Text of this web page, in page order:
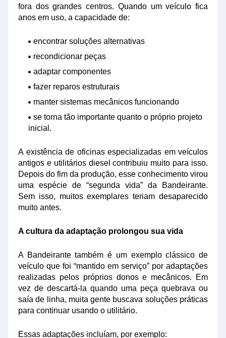
fora dos grandes centros. Quando um veículo fica
anos em uso, a capacidade de:
encontrar soluções alternativas
recondicionar peças
adaptar componentes
fazer reparos estruturais
manter sistemas mecânicos funcionando
se torna tão importante quanto o próprio projeto
inicial.
A existência de oficinas especializadas em veículos
antigos e utilitários diesel contribuiu muito para isso.
Depois do fim da produção, esse conhecimento virou
uma espécie de “segunda vida” da Bandeirante.
Sem isso, muitos exemplares teriam desaparecido
muito antes.
A cultura da adaptação prolongou sua vida
A Bandeirante também é um exemplo clássico de
veículo que foi “mantido em serviço” por adaptações
realizadas pelos próprios donos e mecânicos. Em
vez de descartá-la quando uma peça quebrava ou
saía de linha, muita gente buscava soluções práticas
para continuar usando o utilitário.
Essas adaptações incluíam, por exemplo: